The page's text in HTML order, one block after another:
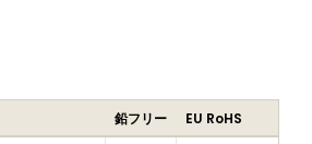
鉛フリー
EU RoHS